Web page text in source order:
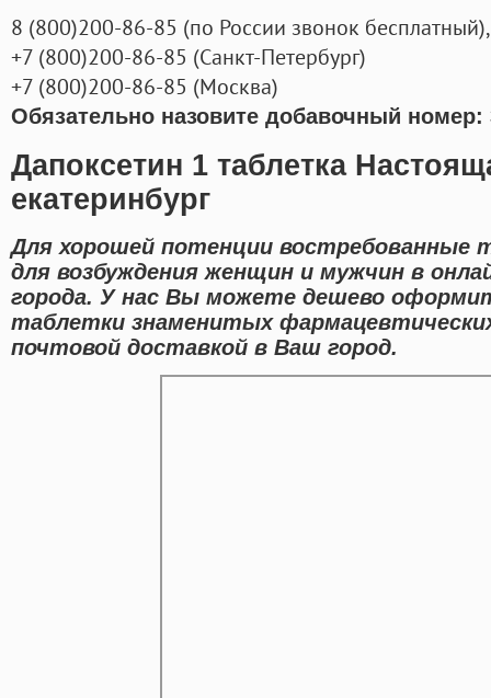
8 (800)200-86-85 (по России звонок бесплатный),
+7 (800)200-86-85 (Санкт-Петербург)
+7 (800)200-86-85 (Москва)
Обязательно назовите добавочный номер:
Дапоксетин 1 таблетка
екатеринбург
Для хорошей потенции востребованные
для возбуждения женщин и мужчин в
города. У нас Вы можете дешево
таблетки знаменитых
почтовой доставкой в Ваш город.